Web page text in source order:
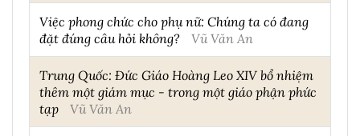
Việc phong chức cho phụ nữ: Chúng ta có đang
đặt đúng câu hỏi không?
Vũ Văn An
Trung Quốc: Đức Giáo Hoàng Leo XIV bổ nhiệm
thêm một giám mục - trong một giáo phận phức
tạp
Vũ Văn An